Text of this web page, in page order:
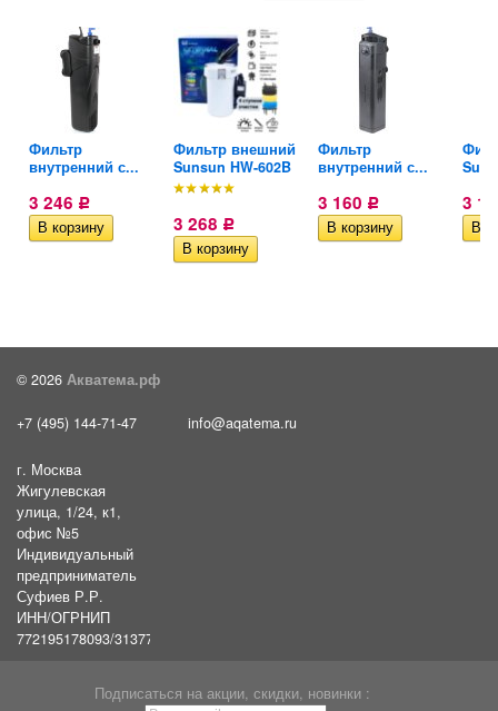
Фильтр
внутренний с...
3 246 Р
Фильтр внешний
Sunsun HW-602B
3 268 Р
Фильтр
внутренний с...
3 160 Р 3
© 2026 Акватема.рф
+7 (495) 144-71-47 info@aqatema.ru
г. Москва
Жигулевская
улица, 1/24, к1,
офис №5
Индивидуальный
предприниматель
Суфиев Р.Р.
ИНН/ОГРНИП
772195178093/31377461610054
Подписаться на акции, скидки, новинки :